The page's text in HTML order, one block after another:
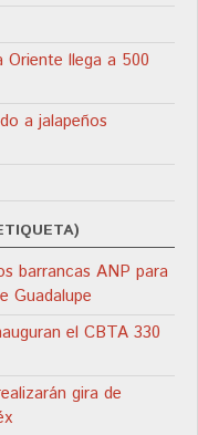
llega a 500
a jalapeños
barrancas ANP para
Guadalupe
el CBTA 330
gira de